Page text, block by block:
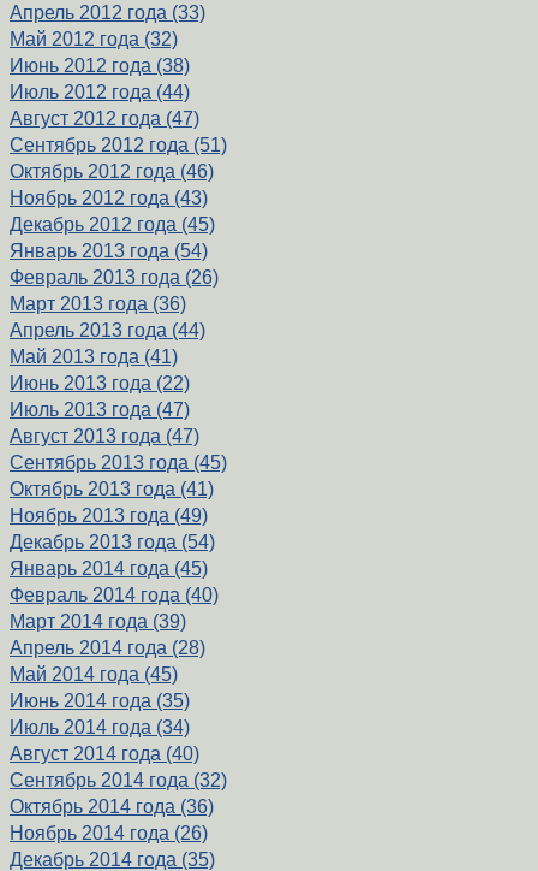
Апрель 2012 года (33)
Май 2012 года (32)
Июнь 2012 года (38)
Июль 2012 года (44)
Август 2012 года (47)
Сентябрь 2012 года (51)
Октябрь 2012 года (46)
Ноябрь 2012 года (43)
Декабрь 2012 года (45)
Январь 2013 года (54)
Февраль 2013 года (26)
Март 2013 года (36)
Апрель 2013 года (44)
Май 2013 года (41)
Июнь 2013 года (22)
Июль 2013 года (47)
Август 2013 года (47)
Сентябрь 2013 года (45)
Октябрь 2013 года (41)
Ноябрь 2013 года (49)
Декабрь 2013 года (54)
Январь 2014 года (45)
Февраль 2014 года (40)
Март 2014 года (39)
Апрель 2014 года (28)
Май 2014 года (45)
Июнь 2014 года (35)
Июль 2014 года (34)
Август 2014 года (40)
Сентябрь 2014 года (32)
Октябрь 2014 года (36)
Ноябрь 2014 года (26)
Декабрь 2014 года (35)